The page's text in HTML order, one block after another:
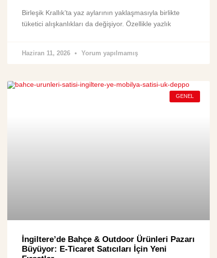
Birleşik Krallık’ta yaz aylarının yaklaşmasıyla birlikte
tüketici alışkanlıkları da değişiyor. Özellikle yazlık
Haziran 11, 2026 Yorum yapılmamış
GENEL
İngiltere’de Bahçe & Outdoor Ürünleri Pazarı
Büyüyor: E-Ticaret Satıcıları İçin Yeni